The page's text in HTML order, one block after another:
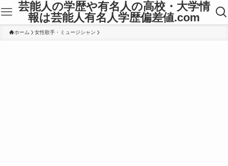
芸能人の学歴や有名人の高校・大学情
報は芸能人有名人学歴偏差値.com
ホーム 女性歌手・ミュージシャン